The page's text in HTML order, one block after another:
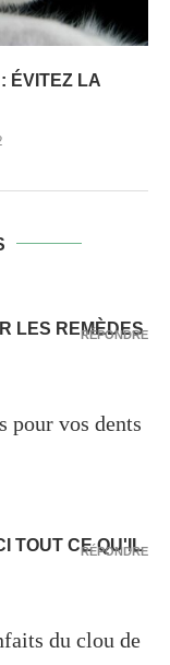
ÉVITEZ LA
LES REMÈDES
vos dents
RÉPONDRE
TOUT CE QU'IL
du clou de
RÉPONDRE